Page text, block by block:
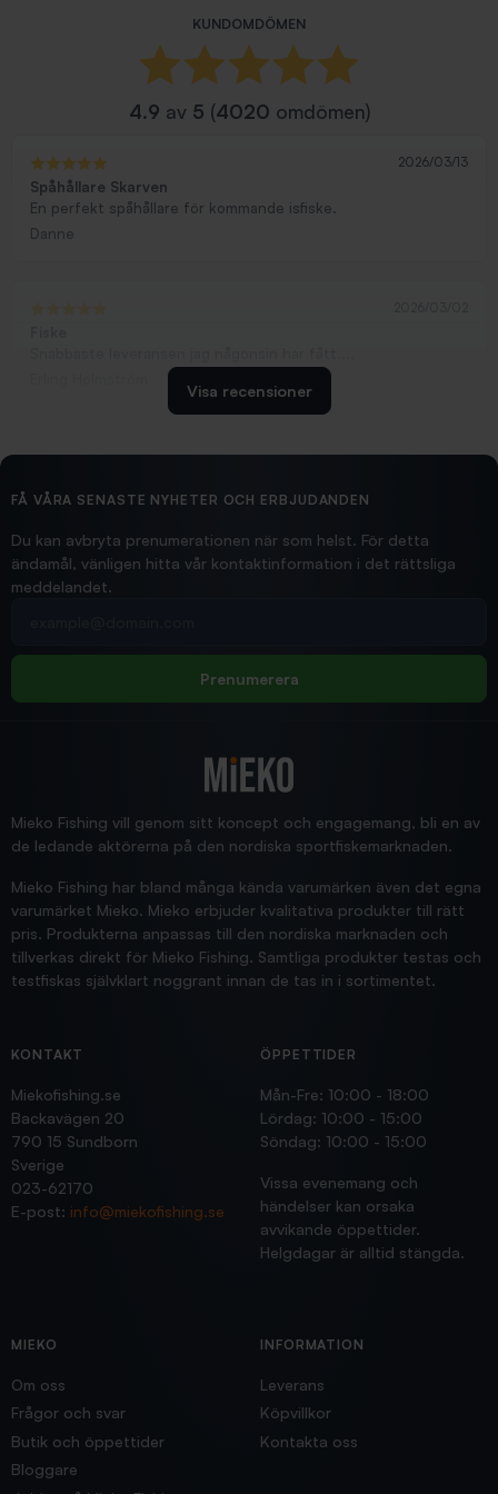
KUNDOMDÖMEN
4.9 av 5 (4020 omdömen)
2026/03/13
Spåhållare Skarven
En perfekt spåhållare för kommande isfiske.
Danne
2026/02/19
Hittade exakt vad jag behövde. Snabb och bra...
Jensa
Visa recensioner
FÅ VÅRA SENASTE NYHETER OCH ERBJUDANDEN
Du kan avbryta prenumerationen när som helst. För detta
ändamål, vänligen hitta vår kontaktinformation i det rättsliga
meddelandet.
Prenumerera
Mieko Fishing vill genom sitt koncept och engagemang, bli en av
de ledande aktörerna på den nordiska sportfiskemarknaden.
Mieko Fishing har bland många kända varumärken även det egna
varumärket Mieko. Mieko erbjuder kvalitativa produkter till rätt
pris. Produkterna anpassas till den nordiska marknaden och
tillverkas direkt för Mieko Fishing. Samtliga produkter testas och
testfiskas självklart noggrant innan de tas in i sortimentet.
KONTAKT
Miekofishing.se
Backavägen 20
790 15 Sundborn
Sverige
023-62170
E-post: info@miekofishing.se
ÖPPETTIDER
Mån-Fre: 10:00 - 18:00
Lördag: 10:00 - 15:00
Söndag: 10:00 - 15:00
Vissa evenemang och
händelser kan orsaka
avvikande öppettider.
Helgdagar är alltid stängda.
MIEKO
Om oss
Frågor och svar
Butik och öppettider
Bloggare
INFORMATION
Leverans
Köpvillkor
Kontakta oss